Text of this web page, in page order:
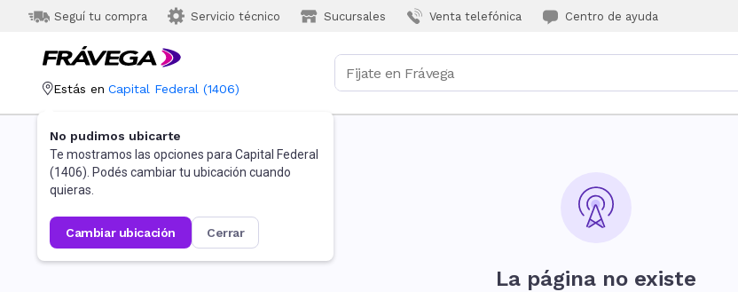
Seguí tu compra Servicio técnico Sucursales Venta telefónica Centro de ayuda
Estás en Capital Federal (1406)
No pudimos ubicarte
Te mostramos las opciones para Capital Federal
(1406). Podés cambiar tu ubicación cuando
quieras.
cambiar ubicación cerrar
La página no existe